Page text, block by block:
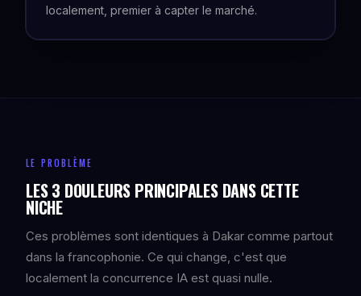
localement, premier à capter le marché.
LE PROBLÈME
LES 3 DOULEURS PRINCIPALES DANS CETTE
NICHE
Ces problèmes sont identiques à Dakar comme partout
dans la francophonie. Ce qui change, c'est que
localement la concurrence IA est quasi nulle.